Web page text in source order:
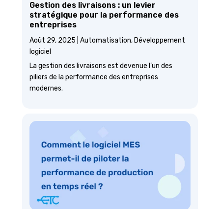
Gestion des livraisons : un levier
stratégique pour la performance des
entreprises
Août 29, 2025 Automatisation, Développement
logiciel
La gestion des livraisons est devenue l’un des
piliers de la performance des entreprises
modernes.